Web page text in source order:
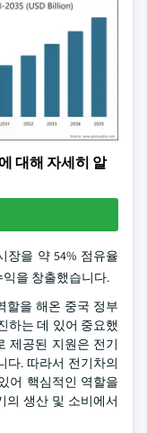
대해 자세히 알
장을 약 54% 점유율
익을 창출했습니다.
할을 해온 중국 정부
하는 데 있어 중요했
제공된 지원은 전기
다. 따라서 전기차의
어 핵심적인 역할을
의 생산 및 소비에서